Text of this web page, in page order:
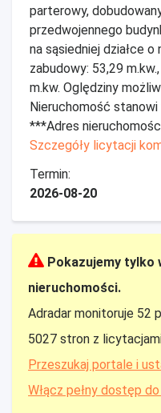
parterowy,
przedwojennego
na sąsiedniej działce
zabudowy: 53,29
m.kw. Oględziny
Nieruchomość stanowi
***Adres
Szczegóły licytacji
Termin:
2026-08-20
Pokazujemy tylko
nieruchomości.
Adradar monitoruje 52
5027 stron z
Przeszukaj portale i
Włącz pełny dostęp